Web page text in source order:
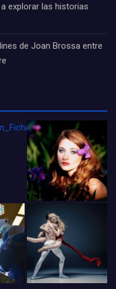
explorar las historias
de Joan Brossa entre